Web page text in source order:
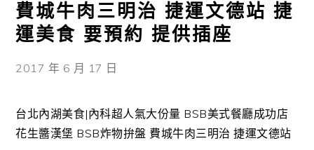
費城牛肉三明治 捷運文德站 捷
運美食 要預約 提供插座
2017 年 6 月 17 日
台北內湖美食|內科超人氣大份量 BSB美式餐廳成功店
花生醬漢堡 BSB炸物拚盤 費城牛肉三明治 捷運文德站